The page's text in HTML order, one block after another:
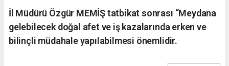
İl Müdürü Özgür MEMİŞ tatbikat sonrası “Meydana
gelebilecek doğal afet ve iş kazalarında erken ve
bilinçli müdahale yapılabilmesi önemlidir.